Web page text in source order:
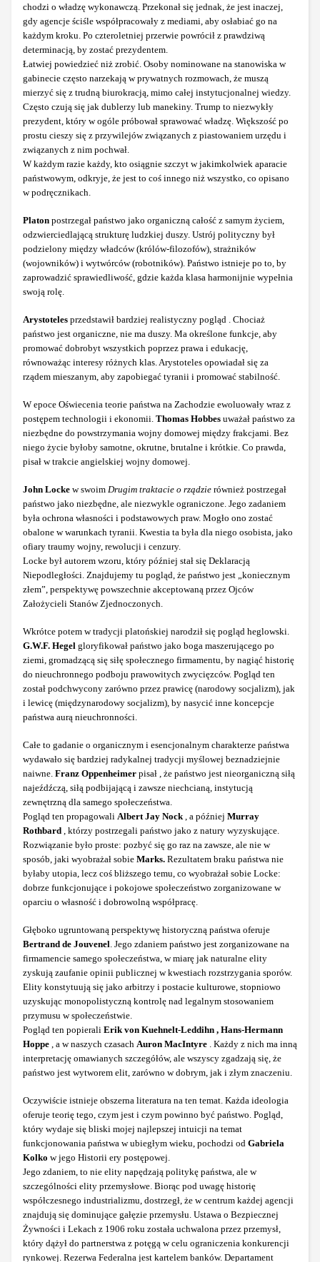
chodzi o władzę wykonawczą. Przekonał się jednak, że jest inaczej,
gdy agencje ściśle współpracowały z mediami, aby osłabiać go na
każdym kroku. Po czteroletniej przerwie powrócił z prawdziwą
determinacją, by zostać prezydentem.
Łatwiej powiedzieć niż zrobić. Osoby nominowane na stanowiska w
gabinecie często narzekają w prywatnych rozmowach, że muszą
mierzyć się z trudną biurokracją, mimo całej instytucjonalnej wiedzy.
Często czują się jak dublerzy lub manekiny. Trump to niezwykły
prezydent, który w ogóle próbował sprawować władzę. Większość po
prostu cieszy się z przywilejów związanych z piastowaniem urzędu i
związanych z nim pochwał.
W każdym razie każdy, kto osiągnie szczyt w jakimkolwiek aparacie
państwowym, odkryje, że jest to coś innego niż wszystko, co opisano
w podręcznikach.
Platon postrzegał państwo jako organiczną całość z samym życiem,
odzwierciedlającą strukturę ludzkiej duszy. Ustrój polityczny był
podzielony między władców (królów-filozofów), strażników
(wojowników) i wytwórców (robotników). Państwo istnieje po to, by
zaprowadzić sprawiedliwość, gdzie każda klasa harmonijnie wypełnia
swoją rolę.
Arystoteles przedstawił bardziej realistyczny pogląd . Chociaż
państwo jest organiczne, nie ma duszy. Ma określone funkcje, aby
promować dobrobyt wszystkich poprzez prawa i edukację,
równoważąc interesy różnych klas. Arystoteles opowiadał się za
rządem mieszanym, aby zapobiegać tyranii i promować stabilność.
W epoce Oświecenia teorie państwa na Zachodzie ewoluowały wraz z
postępem technologii i ekonomii. Thomas Hobbes uważał państwo za
niezbędne do powstrzymania wojny domowej między frakcjami. Bez
niego życie byłoby samotne, okrutne, brutalne i krótkie. Co prawda,
pisał w trakcie angielskiej wojny domowej.
John Locke w swoim Drugim traktacie o rządzie również postrzegał
państwo jako niezbędne, ale niezwykle ograniczone. Jego zadaniem
była ochrona własności i podstawowych praw. Mogło ono zostać
obalone w warunkach tyranii. Kwestia ta była dla niego osobista, jako
ofiary traumy wojny, rewolucji i cenzury.
Locke był autorem wzoru, który później stał się Deklaracją
Niepodległości. Znajdujemy tu pogląd, że państwo jest „koniecznym
złem”, perspektywę powszechnie akceptowaną przez Ojców
Założycieli Stanów Zjednoczonych.
Wkrótce potem w tradycji platońskiej narodził się pogląd heglowski.
G.W.F. Hegel gloryfikował państwo jako boga maszerującego po
ziemi, gromadzącą się siłę społecznego firmamentu, by nagiąć historię
do nieuchronnego podboju prawowitych zwycięzców. Pogląd ten
został podchwycony zarówno przez prawicę (narodowy socjalizm), jak
i lewicę (międzynarodowy socjalizm), by nasycić inne koncepcje
państwa aurą nieuchronności.
Całe to gadanie o organicznym i esencjonalnym charakterze państwa
wydawało się bardziej radykalnej tradycji myślowej beznadziejnie
naiwne. Franz Oppenheimer pisał , że państwo jest nieorganiczną siłą
najeźdźczą, siłą podbijającą i zawsze niechcianą, instytucją
zewnętrzną dla samego społeczeństwa.
Pogląd ten propagowali Albert Jay Nock , a później Murray
Rothbard , którzy postrzegali państwo jako z natury wyzyskujące.
Rozwiązanie było proste: pozbyć się go raz na zawsze, ale nie w
sposób, jaki wyobrażał sobie Marks. Rezultatem braku państwa nie
byłaby utopia, lecz coś bliższego temu, co wyobrażał sobie Locke:
dobrze funkcjonujące i pokojowe społeczeństwo zorganizowane w
oparciu o własność i dobrowolną współpracę.
Głęboko ugruntowaną perspektywę historyczną państwa oferuje
Bertrand de Jouvenel . Jego zdaniem państwo jest zorganizowane na
firmamencie samego społeczeństwa, w miarę jak naturalne elity
zyskują zaufanie opinii publicznej w kwestiach rozstrzygania sporów.
Elity konstytuują się jako arbitrzy i postacie kulturowe, stopniowo
uzyskując monopolistyczną kontrolę nad legalnym stosowaniem
przymusu w społeczeństwie.
Pogląd ten popierali Erik von Kuehnelt-Leddihn , Hans-Hermann
Hoppe , a w naszych czasach Auron MacIntyre . Każdy z nich ma inną
interpretację omawianych szczegółów, ale wszyscy zgadzają się, że
państwo jest wytworem elit, zarówno w dobrym, jak i złym znaczeniu.
Oczywiście istnieje obszerna literatura na ten temat. Każda ideologia
oferuje teorię tego, czym jest i czym powinno być państwo. Pogląd,
który wydaje się bliski mojej najlepszej intuicji na temat
funkcjonowania państwa w ubiegłym wieku, pochodzi od Gabriela
Kolko w jego Historii ery postępowej.
Jego zdaniem, to nie elity napędzają politykę państwa, ale w
szczególności elity przemysłowe. Biorąc pod uwagę historię
współczesnego industrializmu, dostrzegł, że w centrum każdej agencji
znajdują się dominujące gałęzie przemysłu. Ustawa o Bezpiecznej
Żywności i Lekach z 1906 roku została uchwalona przez przemysł,
który dążył do partnerstwa z potęgą w celu ograniczenia konkurencji
rynkowej. Rezerwa Federalna jest kartelem banków. Departament